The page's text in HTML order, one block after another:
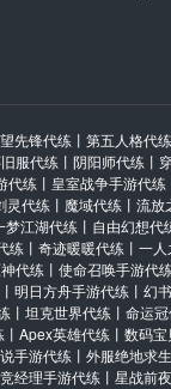
先锋代练 丨 第五人格代练
服代练 丨 阴阳师代练 丨
代练 丨 皇室战争手游代练
灵代练 丨 魔域代练 丨 流放
梦江湖代练 丨 自由幻想代
练 丨 奇迹暖暖代练 丨 一人
代练 丨 使命召唤手游代练
丨 明日方舟手游代练 丨 幻
丨 坦克世界代练 丨 命运
丨 Apex英雄代练 丨 数码宝
手游代练 丨 外服绝地求
经理手游代练 丨 星战前